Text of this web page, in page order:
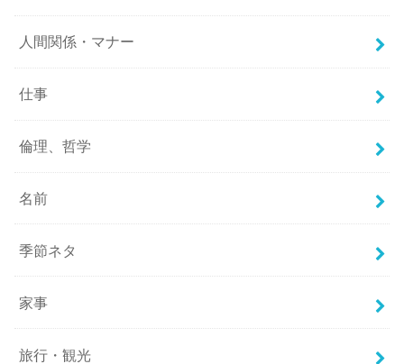
人間関係・マナー
仕事
倫理、哲学
名前
季節ネタ
家事
旅行・観光